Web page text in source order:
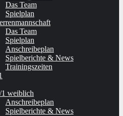
Das Team
Spielplan
Das Team
Spielplan
Anschreibeplan
Spielberichte & News
Trainingszeiten
weiblich
Anschreibeplan
Spielberichte & News